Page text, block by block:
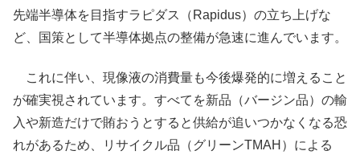
先端半導体を目指すラピダス（Rapidus）の立ち上げな
ど、国策として半導体拠点の整備が急速に進んでいます。
これに伴い、現像液の消費量も今後爆発的に増えること
が確実視されています。すべてを新品（バージン品）の輸
入や新造だけで賄おうとすると供給が追いつかなくなる恐
れがあるため、リサイクル品（グリーンTMAH）による